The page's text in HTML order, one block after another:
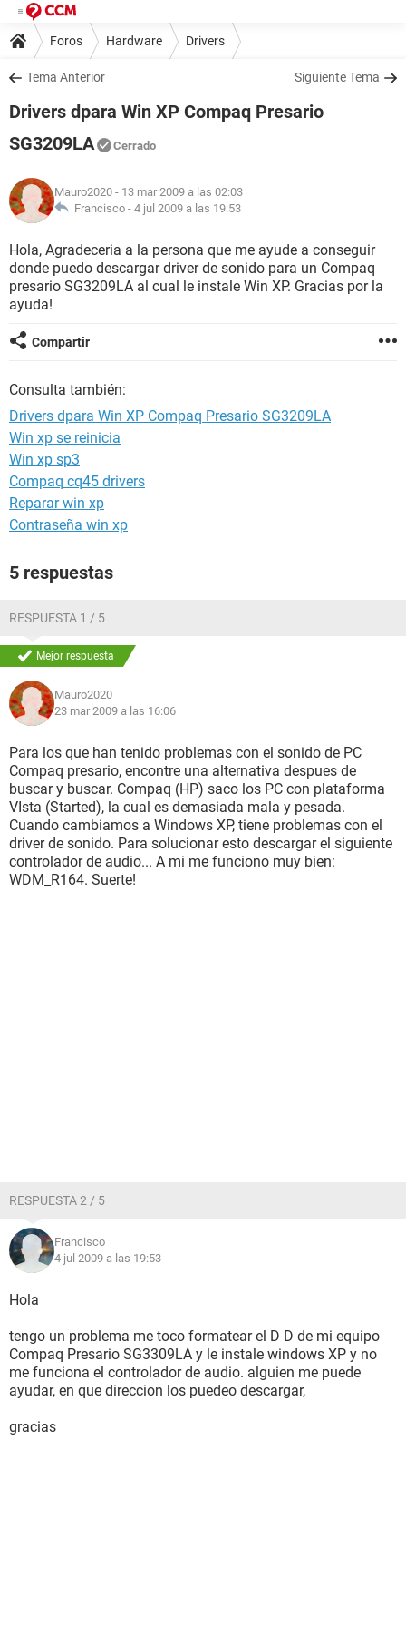
Foros Hardware Drivers
Tema Anterior Siguiente Tema
Drivers dpara Win XP Compaq Presario
SG3209LA
Cerrado
Mauro2020 - 13 mar 2009 a las 02:03
Francisco - 4 jul 2009 a las 19:53
Hola, Agradeceria a la persona que me ayude a conseguir
donde puedo descargar driver de sonido para un Compaq
presario SG3209LA al cual le instale Win XP. Gracias por la
ayuda!
Compartir
Consulta también:
Drivers dpara Win XP Compaq Presario SG3209LA
Win xp se reinicia
Win xp sp3
Compaq cq45 drivers
Reparar win xp
Contraseña win xp
5 respuestas
RESPUESTA 1 / 5
Mejor respuesta
Mauro2020
23 mar 2009 a las 16:06
Para los que han tenido problemas con el sonido de PC
Compaq presario, encontre una alternativa despues de
buscar y buscar. Compaq (HP) saco los PC con plataforma
VIsta (Started), la cual es demasiada mala y pesada.
Cuando cambiamos a Windows XP, tiene problemas con el
driver de sonido. Para solucionar esto descargar el siguiente
controlador de audio... A mi me funciono muy bien:
WDM_R164. Suerte!
RESPUESTA 2 / 5
Francisco
4 jul 2009 a las 19:53
Hola
tengo un problema me toco formatear el D D de mi equipo
Compaq Presario SG3309LA y le instale windows XP y no
me funciona el controlador de audio. alguien me puede
ayudar, en que direccion los puedeo descargar,
gracias